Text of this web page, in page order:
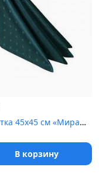
Салфетка 45х45 см «Мираж» темно-зеленая
В корзину